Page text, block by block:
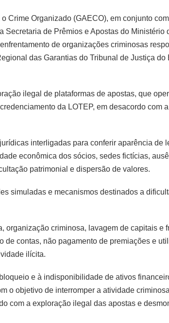
Crime Organizado (GAECO), em conjunto
de Prêmios e Apostas do Ministério
de organizações criminosas
das Garantias do Tribunal de Justiça do
ilegal de plataformas de apostas, que
da LOTEP, em desacordo com
interligadas para conferir aparência de
econômica dos sócios, sedes fictícias,
patrimonial e dispersão de valores.
simuladas e mecanismos destinados a
organização criminosa, lavagem de capitais e
de contas, não pagamento de premiações e
ilícita.
e à indisponibilidade de ativos
o objetivo de interromper a atividade
com a exploração ilegal das apostas e